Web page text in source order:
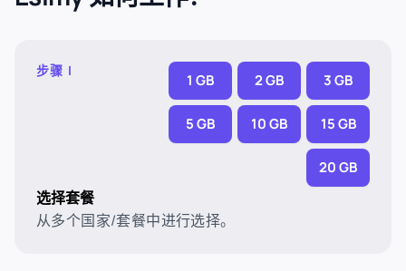
步骤 I
1 GB 2 GB 3 GB
5 GB 10 GB 15 GB
20 GB
选择套餐
从多个国家/套餐中进行选择。